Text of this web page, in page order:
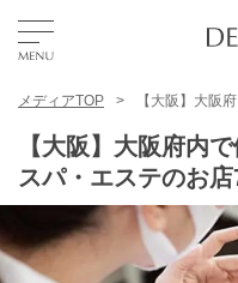
TOP
エリア
メディアTOP 【大阪】大阪
【大阪】大阪府内
スパ・エステのお店